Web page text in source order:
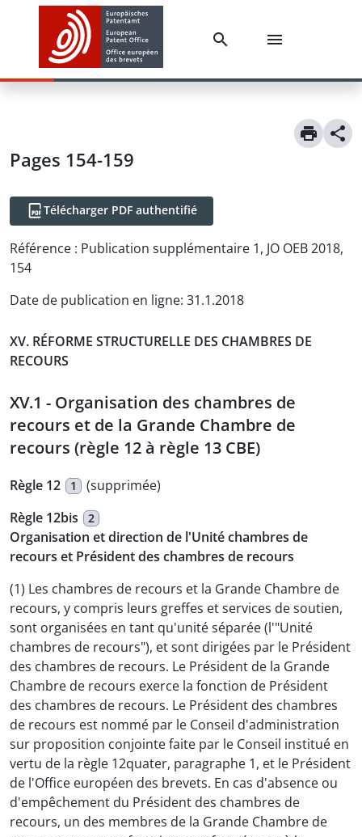
Pages 154-159
Télécharger PDF authentifié
Référence : Publication supplémentaire 1, JO OEB 2018,
154
Date de publication en ligne: 31.1.2018
XV. RÉFORME STRUCTURELLE DES CHAMBRES DE
RECOURS
XV.1 - Organisation des chambres de
recours et de la Grande Chambre de
recours (règle 12 à règle 13 CBE)
Règle 12 1
(supprimée)
Règle 12bis
2
Organisation et direction de l'Unité chambres de
recours et Président des chambres de recours
(1) Les chambres de recours et la Grande Chambre de
recours, y compris leurs greffes et services de soutien,
sont organisées en tant qu'unité séparée (l'"Unité
chambres de recours"), et sont dirigées par le Président
des chambres de recours. Le Président de la Grande
Chambre de recours exerce la fonction de Président
des chambres de recours. Le Président des chambres
de recours est nommé par le Conseil d'administration
sur proposition conjointe faite par le Conseil institué en
vertu de la règle 12quater, paragraphe 1, et le Président
de l'Office européen des brevets. En cas d'absence ou
d'empêchement du Président des chambres de
recours, un des membres de la Grande Chambre de